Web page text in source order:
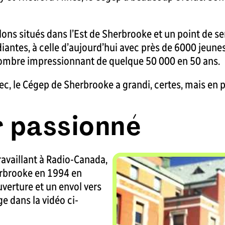
situés dans l’Est de Sherbrooke et un point de
à celle d’aujourd’hui avec près de 6000
impressionnant de quelque 50 000 en 50 ans.
le Cégep de Sherbrooke a grandi, certes, mais
passionné
à Radio-Canada,
en 1994 en
et un envol vers
dans la vidéo ci-